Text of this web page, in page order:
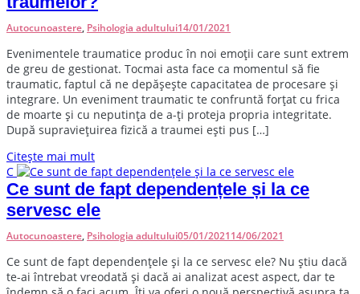
Autocunoastere, Psihologia adultului14/01/2021
Evenimentele traumatice produc în noi emoții care sunt extrem
de greu de gestionat. Tocmai asta face ca momentul să fie
traumatic, faptul că ne depășește capacitatea de procesare și
integrare. Un eveniment traumatic te confruntă forțat cu frica
de moarte și cu neputința de a-ți proteja propria integritate.
După supraviețuirea fizică a traumei ești pus […]
Citește mai mult
C
Ce sunt de fapt dependențele și la ce
servesc ele
Autocunoastere, Psihologia adultului05/01/202114/06/2021
Ce sunt de fapt dependențele și la ce servesc ele? Nu știu dacă
te-ai întrebat vreodată și dacă ai analizat acest aspect, dar te